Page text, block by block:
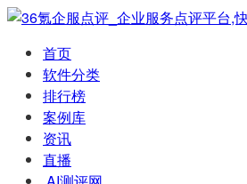
首页
软件分类
排行榜
案例库
资讯
直播